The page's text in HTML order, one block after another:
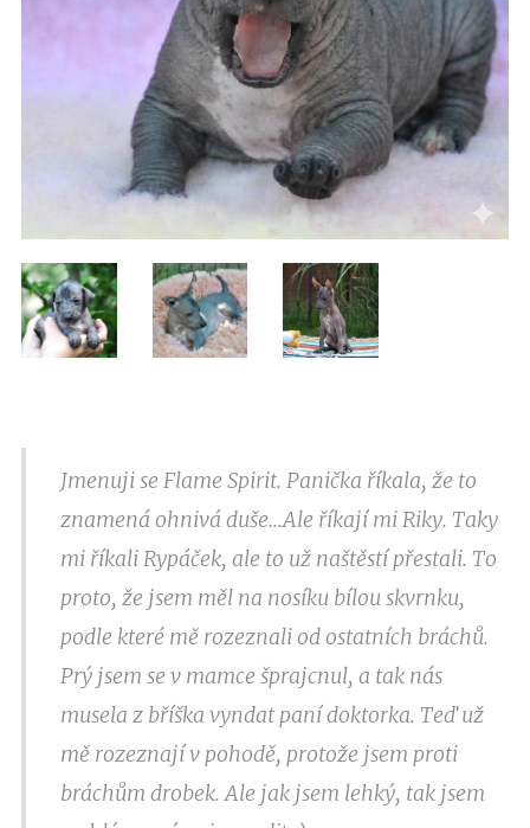
Jmenuji se Flame Spirit. Panička říkala, že to
znamená ohnivá duše...Ale říkají mi Riky. Taky
mi říkali Rypáček, ale to už naštěstí přestali. To
proto, že jsem měl na nosíku bílou skvrnku,
podle které mě rozeznali od ostatních bráchů.
Prý jsem se v mamce šprajcnul, a tak nás
musela z bříška vyndat paní doktorka. Teď už
mě rozeznají v pohodě, protože jsem proti
bráchům drobek. Ale jak jsem lehký, tak jsem